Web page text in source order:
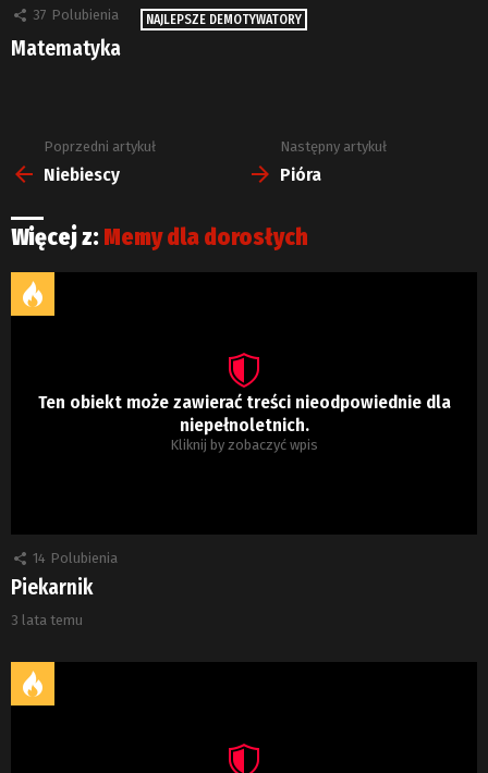
37 Polubienia NAJLEPSZE DEMOTYWATORY
Matematyka
Zobacz
więcej
Poprzedni artykuł
Niebiescy
Następny artykuł
Pióra
Więcej z: Memy dla dorosłych
Ten obiekt może zawierać treści nieodpowiednie dla
niepełnoletnich.
Kliknij by zobaczyć wpis
14 Polubienia
Piekarnik
3 lata temu